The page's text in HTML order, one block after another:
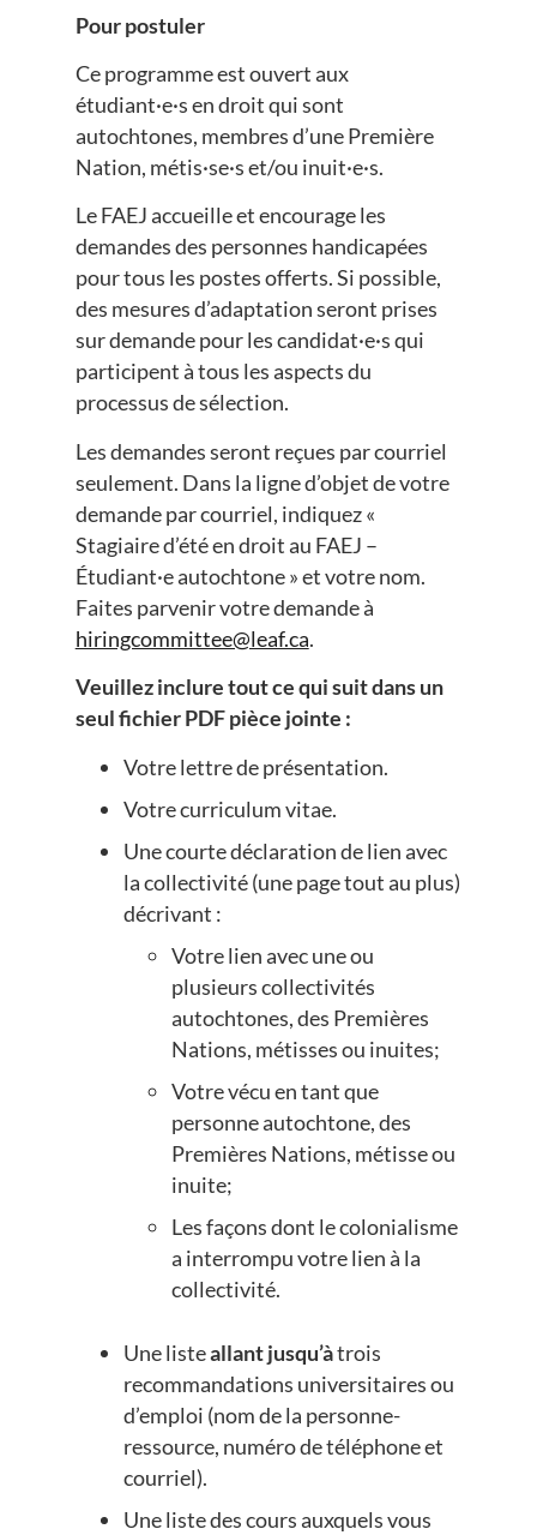
Pour postuler
Ce programme est ouvert aux
étudiant·e·s en droit qui sont
autochtones, membres d’une Première
Nation, métis·se·s et/ou inuit·e·s.
Le FAEJ accueille et encourage les
demandes des personnes handicapées
pour tous les postes offerts. Si possible,
des mesures d’adaptation seront prises
sur demande pour les candidat·e·s qui
participent à tous les aspects du
processus de sélection.
Les demandes seront reçues par courriel
seulement. Dans la ligne d’objet de votre
demande par courriel, indiquez «
Stagiaire d’été en droit au FAEJ –
Étudiant·e autochtone » et votre nom.
Faites parvenir votre demande à
hiringcommittee@leaf.ca.
Veuillez inclure tout ce qui suit dans un
seul fichier PDF pièce jointe :
Votre lettre de présentation.
Votre curriculum vitae.
Une courte déclaration de lien avec
la collectivité (une page tout au plus)
décrivant :
Votre lien avec une ou
plusieurs collectivités
autochtones, des Premières
Nations, métisses ou inuites;
Votre vécu en tant que
personne autochtone, des
Premières Nations, métisse ou
inuite;
Les façons dont le colonialisme
a interrompu votre lien à la
collectivité.
Une listeallant jusqu’àtrois
recommandations universitaires ou
d’emploi (nom de la personne-
ressource, numéro de téléphone et
courriel).
Une liste des cours auxquels vous